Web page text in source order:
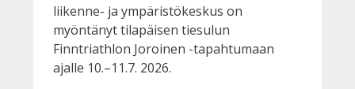
liikenne- ja ympäristökeskus on
myöntänyt tilapäisen tiesulun
Finntriathlon Joroinen -tapahtumaan
ajalle 10.–11.7. 2026.